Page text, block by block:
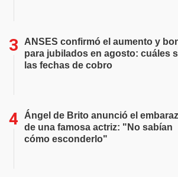
ANSES confirmó el aumento y
para jubilados en agosto: cuáles
las fechas de cobro
Ángel de Brito anunció el
de una famosa actriz: "No sabían
cómo esconderlo"